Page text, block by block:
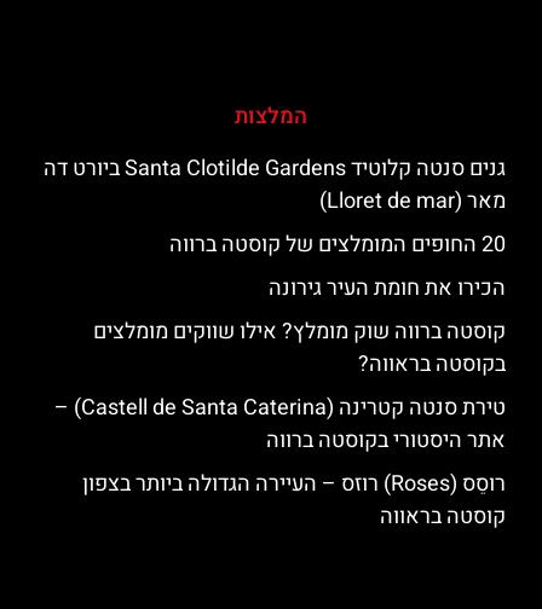
המלצות
גנים סנטה קלוטיד Santa Clotilde Gardens ביורט דה
מאר (Lloret de mar)
20 החופים המומלצים של קוסטה ברווה
הכירו את חומת העיר גירונה
קוסטה ברווה שוק מומלץ? אילו שווקים מומלצים
בקוסטה בראווה?
טירת סנטה קטרינה (Castell de Santa Caterina) –
אתר היסטורי בקוסטה ברווה
רוסֵס (Roses) רוזס – העיירה הגדולה ביותר בצפון
קוסטה בראווה